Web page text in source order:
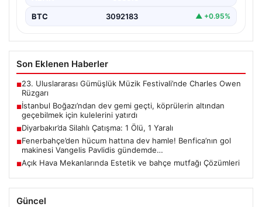
BTC 3092183 ▲ +0.95%
Son Eklenen Haberler
■23. Uluslararası Gümüşlük Müzik Festivali’nde Charles Owen
Rüzgarı
■İstanbul Boğazı’ndan dev gemi geçti, köprülerin altından
geçebilmek için kulelerini yatırdı
■Diyarbakır’da Silahlı Çatışma: 1 Ölü, 1 Yaralı
■Fenerbahçe’den hücum hattına dev hamle! Benfica’nın gol
makinesi Vangelis Pavlidis gündemde…
■Açık Hava Mekanlarında Estetik ve bahçe mutfağı Çözümleri
Güncel